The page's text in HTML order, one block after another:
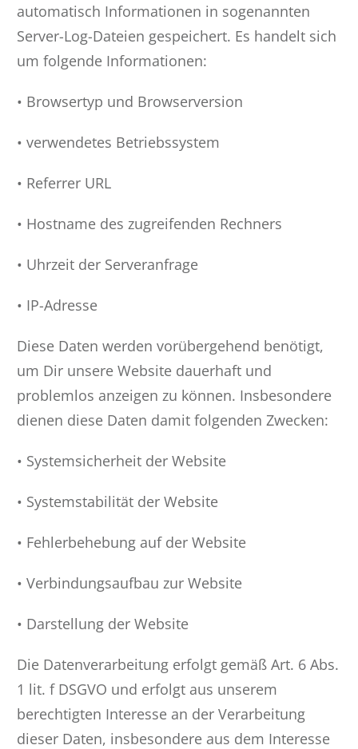
automatisch Informationen in sogenannten
Server-Log-Dateien gespeichert. Es handelt sich
um folgende Informationen:
• Browsertyp und Browserversion
• verwendetes Betriebssystem
• Referrer URL
• Hostname des zugreifenden Rechners
• Uhrzeit der Serveranfrage
• IP-Adresse
Diese Daten werden vorübergehend benötigt,
um Dir unsere Website dauerhaft und
problemlos anzeigen zu können. Insbesondere
dienen diese Daten damit folgenden Zwecken:
• Systemsicherheit der Website
• Systemstabilität der Website
• Fehlerbehebung auf der Website
• Verbindungsaufbau zur Website
• Darstellung der Website
Die Datenverarbeitung erfolgt gemäß Art. 6 Abs.
1 lit. f DSGVO und erfolgt aus unserem
berechtigten Interesse an der Verarbeitung
dieser Daten, insbesondere aus dem Interesse